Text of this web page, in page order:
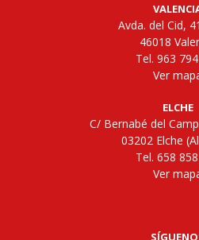
Avda. del Cid,
46018
Tel. 963
Ver
ELCHE
C/ Bernabé del
03202 Elche
Tel. 658
Ver